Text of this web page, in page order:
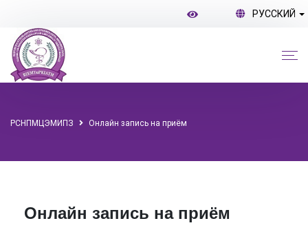
РУССКИЙ
РСНПМЦЭМИПЗ Онлайн запись на приём
Онлайн запись на приём